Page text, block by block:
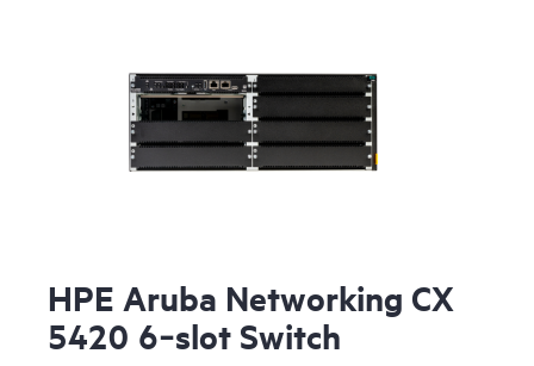
HPE Aruba Networking CX
5420 6‑slot Switch